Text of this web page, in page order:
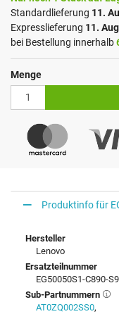
Standardlieferung 11.
Expresslieferung 11.
bei Bestellung innerhalb
Menge
Produktinfo für
Hersteller
Lenovo
Ersatzteilnummer
EG50050S1-C890-
Sub-Partnummern
AT0ZQ002SS0,